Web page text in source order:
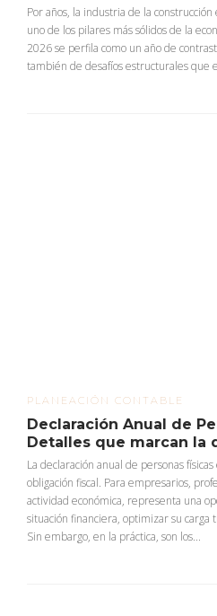
Por años, la industria de la
uno de los pilares más sólidos de la
2026 se perfila como un año de
también de desafíos estructurales que
PLANEACIÓN CONTABLE
Declaración Anual de
Detalles que marcan la
La declaración anual de personas
obligación fiscal. Para empresarios,
actividad económica, representa una
situación financiera, optimizar su
Sin embargo, en la práctica, son los...